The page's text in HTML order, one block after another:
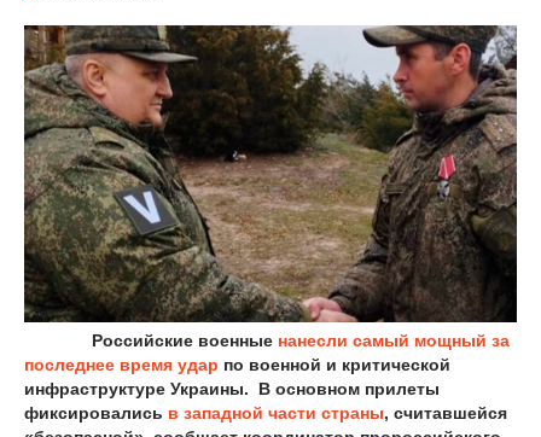
Российские военные нанесли самый мощный за
последнее время удар по военной и критической
инфраструктуре Украины. В основном прилеты
фиксировались в западной части страны, считавшейся